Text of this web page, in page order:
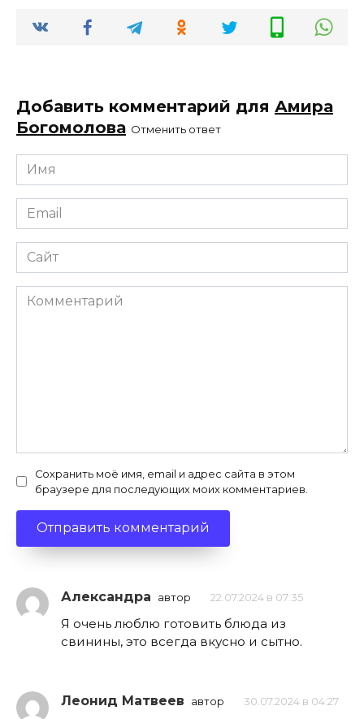
Добавить комментарий для Амира
Богомолова Отменить ответ
Имя
*
Email
*
Сайт
Комментарий
Сохранить моё имя, email и адрес сайта в этом
браузере для последующих моих комментариев.
Александра автор 22.07.2024 в 07:35
Я очень люблю готовить блюда из
свинины, это всегда вкусно и сытно.
Леонид Матвеев автор 30.07.2024 в 04:27